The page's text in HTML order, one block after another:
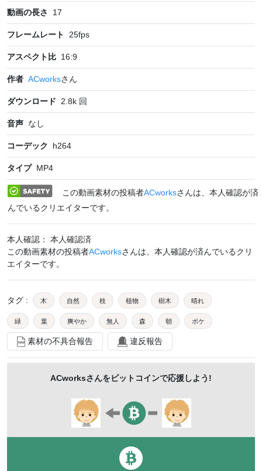
動画の長さ 17
フレームレート 25fps
アスペクト比 16:9
作者 ACworksさん
ダウンロード 2.8k 回
音声 なし
コーデック h264
タイプ MP4
この動画素材の投稿者ACworksさんは、本人確認が済
んでいるクリエイターです。
本人確認： 本人確認済
この動画素材の投稿者ACworksさんは、本人確認が済んでいるクリ
エイターです。
タグ : 木 自然 枝 植物 樹木 晴れ
緑 葉 爽やか 無人 森 朝 ボケ
森林 木漏れ日 さわやか
風 見上げる 揺れる そよぐ 枝葉
treesmac
素材の不具合報告 違反報告
ACworksさんをビットコインで応援しよう!